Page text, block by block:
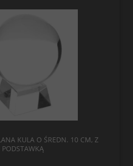
KULA O ŚREDN. 10 CM, Z
PODSTAWKĄ